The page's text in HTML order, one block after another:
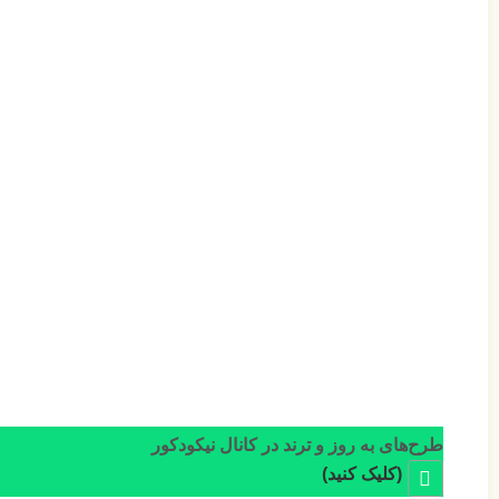
طرح‌های به روز و ترند در کانال نیکودکور
(کلیک کنید)